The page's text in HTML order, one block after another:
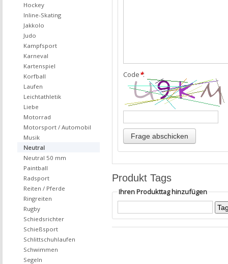
Code*:
Produkt Tags
Ihren Produkttag hinzufügen
Hockey
Inline-Skating
Jakkolo
Judo
Kampfsport
Karneval
Kartenspiel
Korfball
Laufen
Leichtathletik
Liebe
Motorrad
Motorsport / Automobil
Musik
Neutral
Neutral 50 mm
Paintball
Radsport
Reiten / Pferde
Ringreiten
Rugby
Schiedsrichter
Schießsport
Schlittschuhlaufen
Schwimmen
Segeln